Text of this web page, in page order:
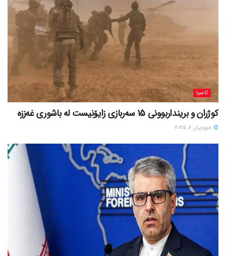
ئاسیا
کوژران و برینداربوونی 15 سەربازی زایۆنیست لە باشوری غەززە
حوزه‌یران 6, 2025